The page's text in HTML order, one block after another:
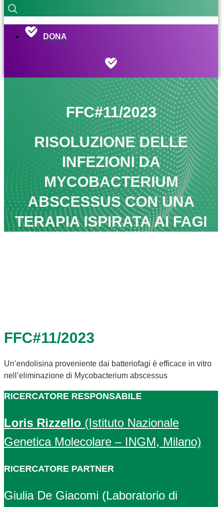
DONA
FFC#11/2023
RISOLUZIONE DELLE
INFEZIONI DA
MYCOBACTERIUM
ABSCESSUS CON UNA
TERAPIA ISPIRATA AI FAGI
FFC#11/2023
Un’endolisina proveniente dai batteriofagi è efficace in vitro
nell’eliminazione di Mycobacterium abscessus
RICERCATORE RESPONSABILE
Loris Rizzello (Istituto Nazionale
Genetica Molecolare – INGM, Milano)
RICERCATORE PARTNER
Giulia De Giacomi (Laboratorio di